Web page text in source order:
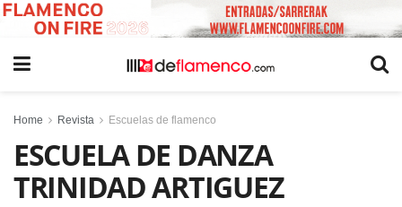
Home Revista Escuelas de flamenco
ESCUELA DE DANZA
TRINIDAD ARTIGUEZ